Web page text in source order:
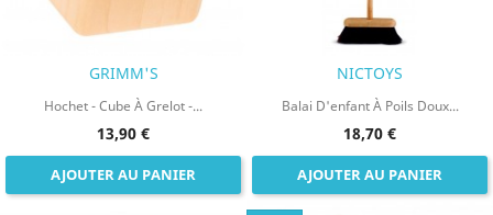
GRIMM'S
Hochet - Cube À Grelot -...
13,90 €
AJOUTER AU PANIER
NICTOYS
Balai D'enfant À Poils Doux...
18,70 €
AJOUTER AU PANIER